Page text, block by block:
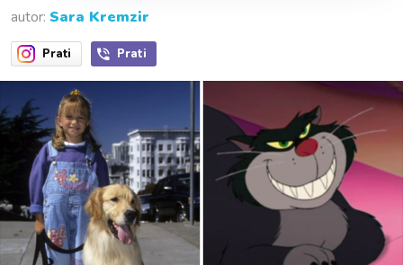
autor: Sara Kremzir
Prati Prati